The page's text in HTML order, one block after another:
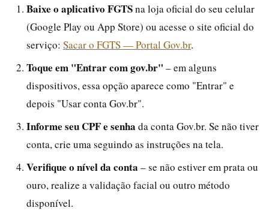
Baixe o aplicativo FGTSna loja oficial do seu celular
(Google Play ou App Store) ou acesse o site oficial do
serviço: Sacar o FGTS — Portal Gov.br.
Toque em "Entrar com gov.br" – em alguns
dispositivos, essa opção aparece como "Entrar" e
depois "Usar conta Gov.br".
Informe seu CPF e senha da conta Gov.br. Se não tiver
conta, crie uma seguindo as instruções na tela.
Verifique o nível da conta – se não estiver em prata ou
ouro, realize a validação facial ou outro método
disponível.